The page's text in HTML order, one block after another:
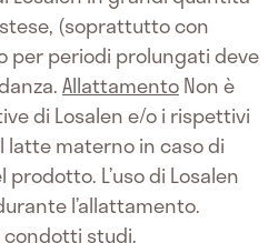
(soprattutto con
per periodi prolungati deve
AllattamentoNon è
di Losalen e/o i rispettivi
materno in caso di
L’uso di Losalen
l’allattamento.
condotti studi.